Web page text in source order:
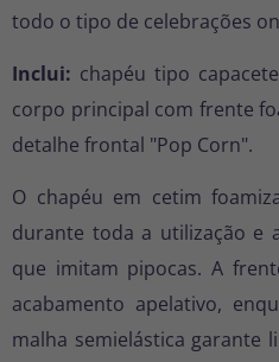
todo o tipo de celebrações
Inclui: chapéu tipo
corpo principal com frente
detalhe frontal "Pop Corn".
O chapéu em cetim
durante toda a utilização e
que imitam pipocas. A
acabamento apelativo,
malha semielástica garante